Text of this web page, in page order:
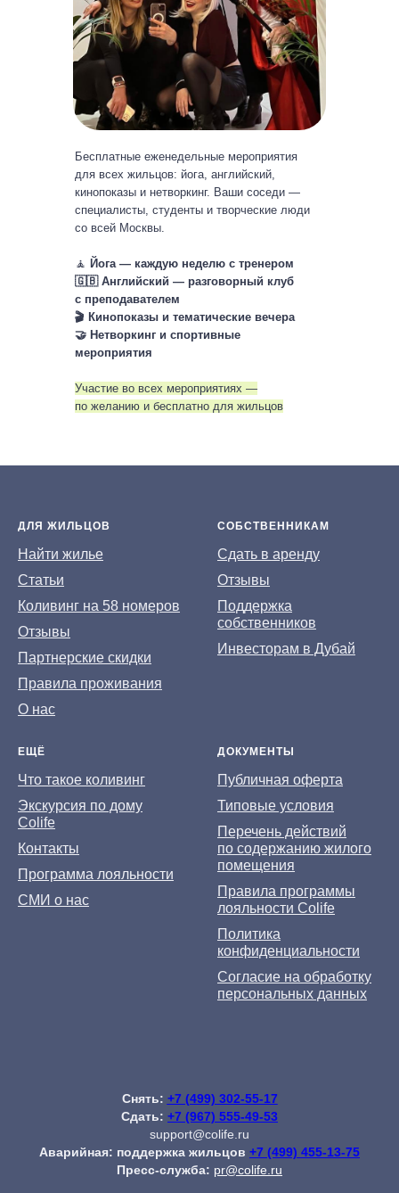
Бесплатные еженедельные мероприятия
для всех жильцов: йога, английский,
кинопоказы и нетворкинг. Ваши соседи —
специалисты, студенты и творческие люди
со всей Москвы.
🧘 Йога — каждую неделю с тренером
🇬🇧 Английский — разговорный клуб
с преподавателем
🎬 Кинопоказы и тематические вечера
🤝 Нетворкинг и спортивные
мероприятия
Участие во всех мероприятиях —
по желанию и бесплатно для жильцов
ДЛЯ ЖИЛЬЦОВ
Найти жилье
Статьи
Коливинг на 58 номеров
Отзывы
Партнерские скидки
Правила проживания
О нас
СОБСТВЕННИКАМ
Сдать в аренду
Отзывы
Поддержка
собственников
Инвесторам в Дубай
ЕЩЁ
Что такое коливинг
Экскурсия по дому
Colife
Контакты
Программа лояльности
СМИ о нас
ДОКУМЕНТЫ
Публичная оферта
Типовые условия
Перечень действий
по содержанию жилого
помещения
Правила программы
лояльности Colife
Политика
конфиденциальности
Согласие на обработку
персональных данных
Снять: +7 (499) 302-55-17
Сдать: +7 (967) 555-49-53
support@colife.ru
Аварийная: поддержка жильцов +7 (499) 455-13-75
Пресс-служба: pr@colife.ru